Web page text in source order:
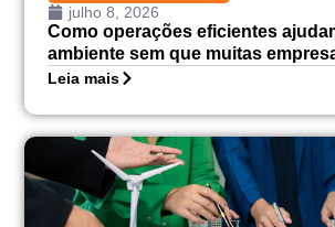
julho 8, 2026
Como operações eficientes
ambiente sem que muitas
Leia mais